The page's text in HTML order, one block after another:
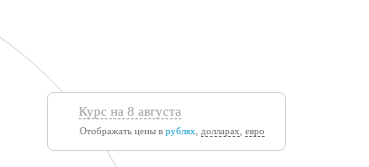
Курс на 8 августа
Отображать цены в рублях долларах евро